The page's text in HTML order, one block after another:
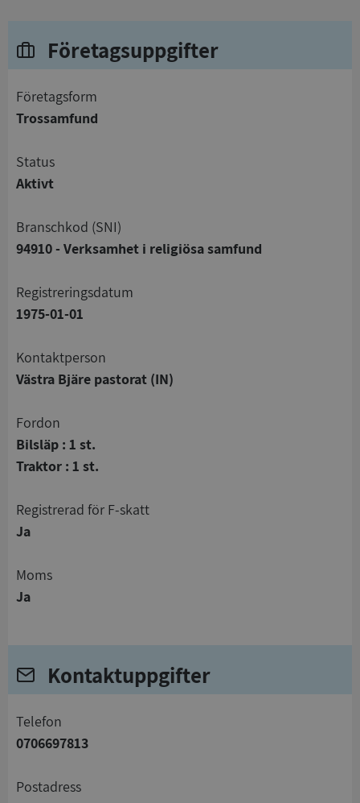
Företagsuppgifter
företagsform
Trossamfund
status
Aktivt
branschkod (SNI)
94910 - Verksamhet i religiösa samfund
registreringsdatum
1975-01-01
Kontaktperson
Västra Bjäre pastorat (IN)
Fordon
Bilsläp : 1 st.
Traktor : 1 st.
registrerad för F-skatt
Ja
Moms
Ja
Kontaktuppgifter
telefon
0706697813
Postadress